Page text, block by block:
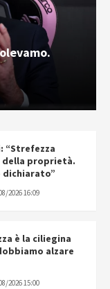
“Strefezza
della proprietà.
2026 16:09
è la ciliegina
alzare
2026 15:00